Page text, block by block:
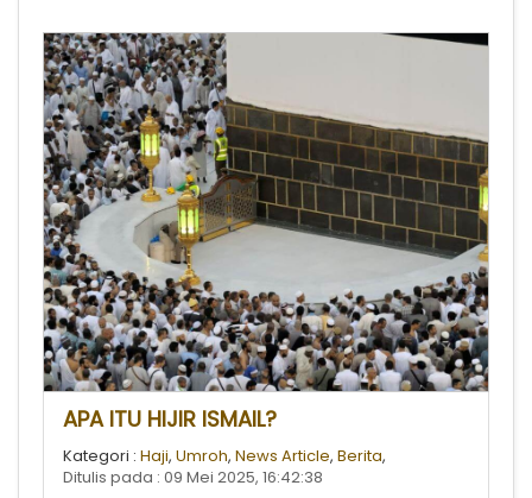
APA ITU HIJIR ISMAIL?
Kategori : Haji, Umroh, News Article, Berita,
Ditulis pada : 09 Mei 2025, 16:42:38